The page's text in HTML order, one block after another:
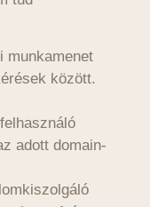
munkamenet
között.
adott domain-